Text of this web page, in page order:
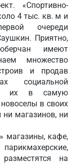
«Спортивно-
4 тыс. кв. м и
очереди
Приятно,
имеют
множество
и продав
социальной
их в самую
в своих
магазинов, ни
кафе,
на